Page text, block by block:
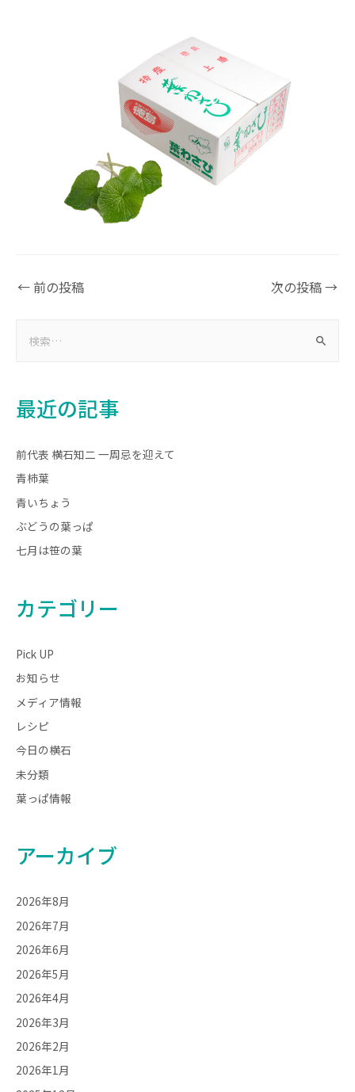
←前の投稿 次の投稿→
最近の記事
前代表 横石知二 一周忌を迎えて
青柿葉
青いちょう
ぶどうの葉っぱ
七月は笹の葉
カテゴリー
Pick UP
お知らせ
メディア情報
レシピ
今日の横石
未分類
葉っぱ情報
アーカイブ
2026年8月
2026年7月
2026年6月
2026年5月
2026年4月
2026年3月
2026年2月
2026年1月